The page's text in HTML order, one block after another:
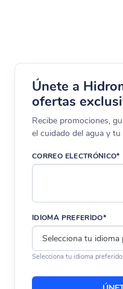
Únete a
ofertas
Recibe promociones,
el cuidado del agua y tu
CORREO ELECTRÓNICO*
IDIOMA PREFERIDO*
Selecciona tu idioma preferido.